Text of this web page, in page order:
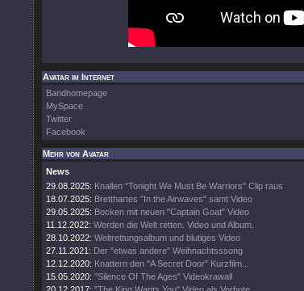
Avatar im Internet
Bandhomepage
MySpace
Twitter
Facebook
Mehr von Avatar
News
29.08.2025: Knallen "Tonight We Must Be Warriors" Clip raus
18.07.2025: Bretthartes "In the Airwaves" samt Video
29.05.2025: Bocken mit neuen "Captain Goat" Video
11.12.2022: Werden die Welt retten. Video und Album.
28.10.2022: Weltrettungsalbum und blutiges Video
27.11.2021: Der "etwas andere" Weihnachtsssong
12.12.2020: Knattern den "A Secret Door" Kurzfilm...
15.05.2020: "Silence Of The Ages" Videokrawall